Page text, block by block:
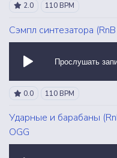
2.0 110 BPM
Сэмпл синтезатора
Прослушать
0.0 110 BPM
Ударные и барабаны
OGG